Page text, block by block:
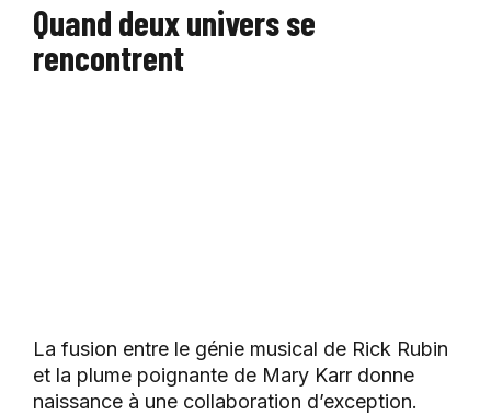
Quand deux univers se
rencontrent
La fusion entre le génie musical de Rick Rubin
et la plume poignante de Mary Karr donne
naissance à une collaboration d’exception.